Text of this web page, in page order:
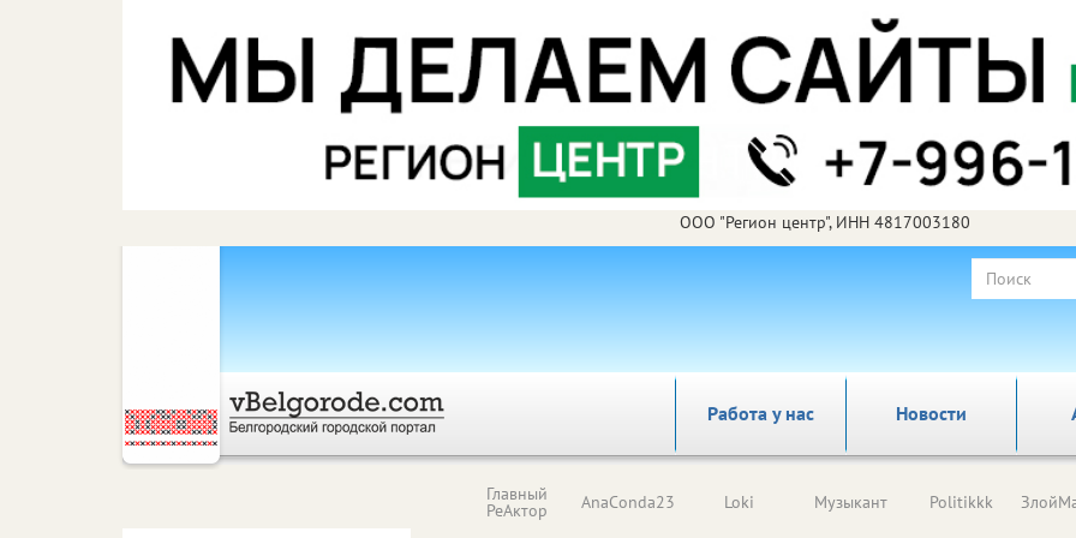
ООО "Регион центр", ИНН 4817003180
Работа у нас Новости
Главный
РеАктор AnaConda23 Loki Музыкант Politikkk